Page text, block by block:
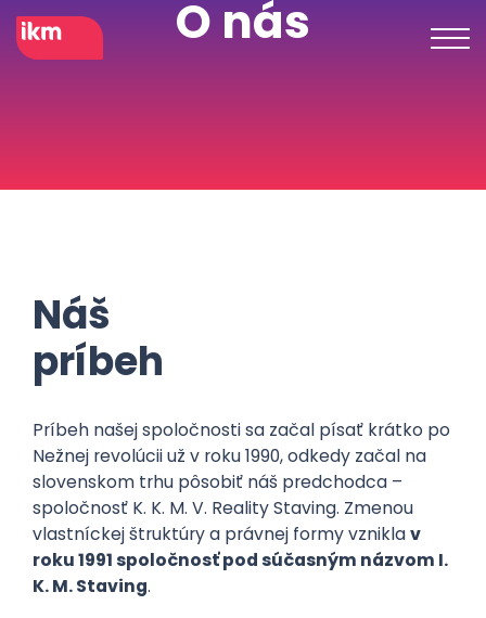
O nás
Náš
príbeh
Príbeh našej spoločnosti sa začal písať krátko po
Nežnej revolúcii už v roku 1990, odkedy začal na
slovenskom trhu pôsobiť náš predchodca –
spoločnosť K. K. M. V. Reality Staving. Zmenou
vlastníckej štruktúry a právnej formy vzniklav
roku 1991 spoločnosť pod súčasným názvom I.
K. M. Staving.